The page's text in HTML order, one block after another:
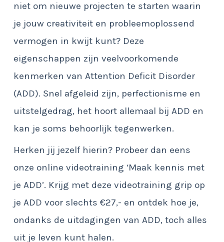
niet om nieuwe projecten te starten waarin
je jouw creativiteit en probleemoplossend
vermogen in kwijt kunt? Deze
eigenschappen zijn veelvoorkomende
kenmerken van Attention Deficit Disorder
(ADD). Snel afgeleid zijn, perfectionisme en
uitstelgedrag, het hoort allemaal bij ADD en
kan je soms behoorlijk tegenwerken.
Herken jij jezelf hierin? Probeer dan eens
onze online videotraining ‘Maak kennis met
je ADD’. Krijg met deze videotraining grip op
je ADD voor slechts €27,- en ontdek hoe je,
ondanks de uitdagingen van ADD, toch alles
uit je leven kunt halen.